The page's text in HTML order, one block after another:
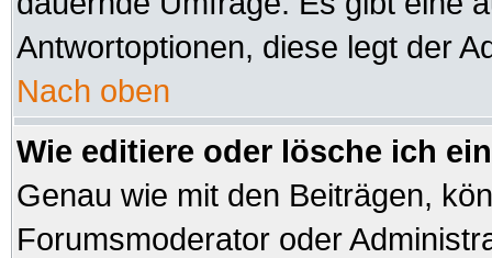
Antwortoptionen, diese legt der
Nach oben
Wie editiere oder lösche ich
Genau wie mit den Beiträgen,
Forumsmoderator oder